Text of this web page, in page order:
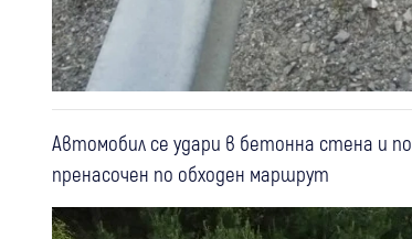
Автомобил се удари в бетонна стена и
пренасочен по обходен маршрут